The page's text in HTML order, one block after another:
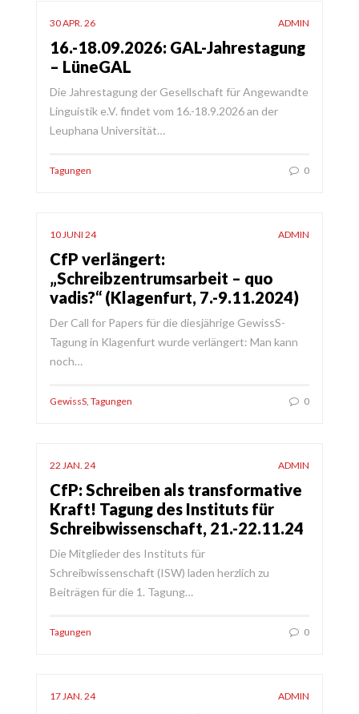
30 APR. 26 ADMIN
16.-18.09.2026: GAL-Jahrestagung
– LüneGAL
Die Jahrestagung der Gesellschaft für Angewandte
Linguistik e.V. findet vom 16.-18.9.2026 an der
Leuphana Universität…
Tagungen 0
10 JUNI 24 ADMIN
CfP verlängert:
„Schreibzentrumsarbeit – quo
vadis?“ (Klagenfurt, 7.-9.11.2024)
Der Call for Papers für die diesjährige GewissS-
Tagung in Klagenfurt wurde verlängert: Man kann
noch…
GewissS, Tagungen 0
22 JAN. 24 ADMIN
CfP: Schreiben als transformative
Kraft! Tagung des Instituts für
Schreibwissenschaft, 21.-22.11.24
Die Mitglieder des Instituts für
Schreibwissenschaft (ISW) laden herzlich zu
Beiträgen für die 1. Tagung…
Tagungen 0
17 JAN. 24 ADMIN